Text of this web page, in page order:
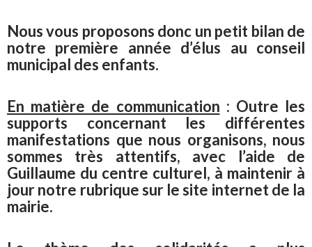
Nous vous proposons donc un petit bilan de
notre première année d’élus au conseil
municipal des enfants.
En matière de communication : Outre les
supports concernant les différentes
manifestations que nous organisons, nous
sommes très attentifs, avec l’aide de
Guillaume du centre culturel, à maintenir à
jour notre rubrique sur le site internet de la
mairie.